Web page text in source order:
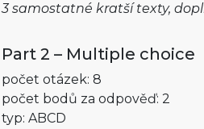
3 samostatné kratší texty,
Part 2 – Multiple choice
počet otázek: 8
počet bodů za odpověď: 2
typ: ABCD